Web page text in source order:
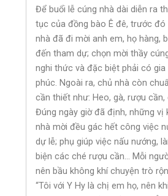
Để buổi lễ cúng nhà dài diễn ra
tục của đồng bào Ê đê, trước đó
nhà đã đi mời anh em, họ hàng,
đến tham dự; chọn mời thầy
nghi thức và đặc biệt phải có gia
phúc. Ngoài ra, chủ nhà còn
cần thiết như: Heo, gà, rượu
Đúng ngày giờ đã định, những vị
nhà mời đều gác hết công việc
dự lễ; phụ giúp việc nấu nướng,
biện các ché rượu cần… Mỗi
nên bầu không khí chuyện trò
“Tôi với Y Hy là chị em họ, nên